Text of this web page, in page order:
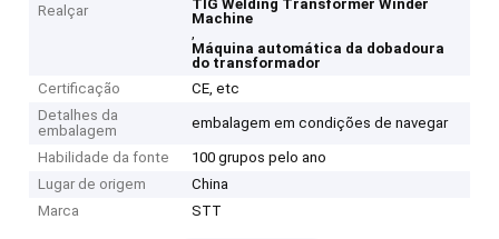
Realçar
TIG Welding Transformer Winder
Machine
,
Máquina automática da dobadoura
do transformador
Certificação
CE, etc
Detalhes da
embalagem
embalagem em condições de navegar
Habilidade da fonte
100 grupos pelo ano
Lugar de origem
China
Marca
STT